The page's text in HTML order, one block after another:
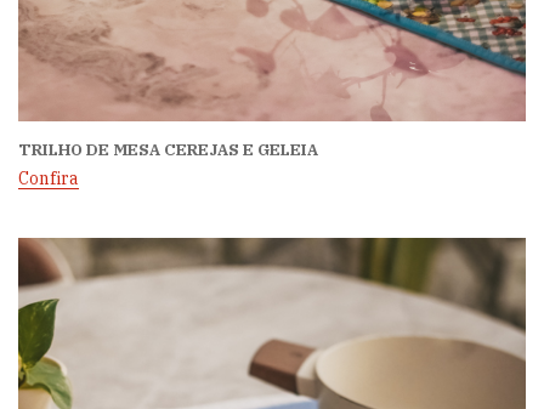
TRILHO DE MESA CEREJAS E GELEIA
Confira